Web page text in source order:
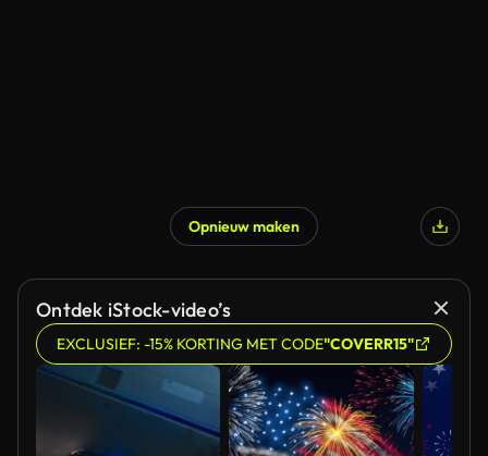
Opnieuw maken
Ontdek iStock-video’s
EXCLUSIEF: -15% KORTING MET CODE"COVERR15"